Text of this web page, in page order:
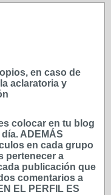
en caso de
aclaratoria y
colocar en tu blog
ADEMÁS
en cada grupo
pertenecer a
publicación que
comentarios a
EL PERFIL ES